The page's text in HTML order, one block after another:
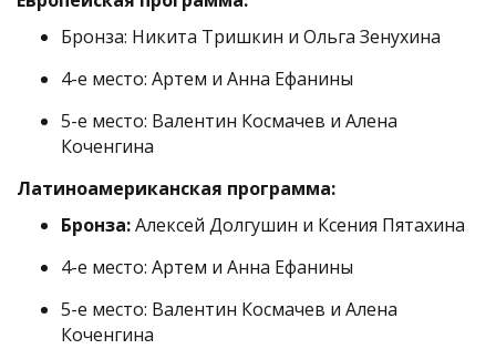
Бронза: Никита Тришкин и Ольга Зенухина
4-е место: Артем и Анна Ефанины
5-е место: Валентин Космачев и Алена
Коченгина
Латиноамериканская программа:
Бронза:Алексей Долгушин и Ксения Пятахина
4-е место: Артем и Анна Ефанины
5-е место: Валентин Космачев и Алена
Коченгина